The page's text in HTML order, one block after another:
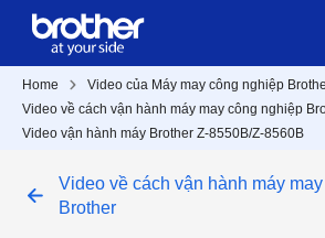
Home
Video của Máy may công nghiệp
Video về cách vận hành máy may công nghiệp
Video vận hành máy Brother Z-8550B/Z-8560B
Video về cách vận hành máy
Brother